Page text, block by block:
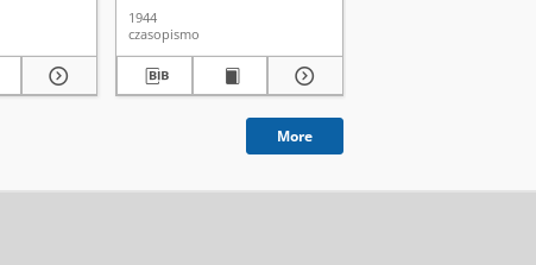
1944
czasopismo
More